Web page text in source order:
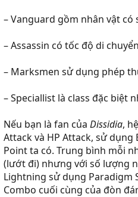
– Vanguard gồm nhân vật
– Assassin có tốc độ di
– Marksmen sử dụng phép
– Speciallist là class đặc
Nếu bạn là fan của Dissidia,
Attack và HP Attack, sử
Point ta có. Trung bình mỗi
(lướt đi) nhưng với số lượng
Lightning sử dụng Paradigm
Combo cuối cùng của đòn